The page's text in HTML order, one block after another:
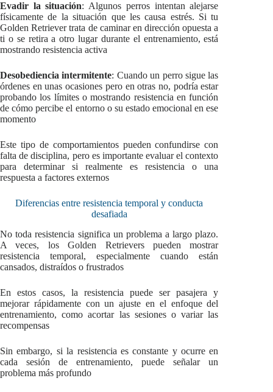
Evadir la situación: Algunos perros intentan alejarse
físicamente de la situación que les causa estrés. Si tu
Golden Retriever trata de caminar en dirección opuesta a
ti o se retira a otro lugar durante el entrenamiento, está
mostrando resistencia activa
Desobediencia intermitente: Cuando un perro sigue las
órdenes en unas ocasiones pero en otras no, podría estar
probando los límites o mostrando resistencia en función
de cómo percibe el entorno o su estado emocional en ese
momento
Este tipo de comportamientos pueden confundirse con
falta de disciplina, pero es importante evaluar el contexto
para determinar si realmente es resistencia o una
respuesta a factores externos
Diferencias entre resistencia temporal y conducta
desafiada
No toda resistencia significa un problema a largo plazo.
A veces, los Golden Retrievers pueden mostrar
resistencia temporal, especialmente cuando están
cansados, distraídos o frustrados
En estos casos, la resistencia puede ser pasajera y
mejorar rápidamente con un ajuste en el enfoque del
entrenamiento, como acortar las sesiones o variar las
recompensas
Sin embargo, si la resistencia es constante y ocurre en
cada sesión de entrenamiento, puede señalar un
problema más profundo